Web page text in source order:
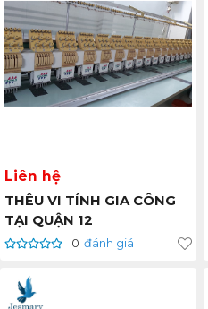
Liên hệ
THÊU VI TÍNH GIA CÔNG
TẠI QUẬN 12
0 đánh giá